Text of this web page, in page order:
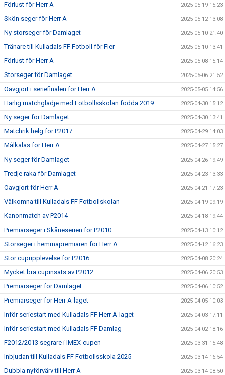
Förlust för Herr A 2025-05-19 15:23
Skön seger för Herr A 2025-05-12 13:08
Ny storseger för Damlaget 2025-05-10 21:40
Tränare till Kulladals FF Fotboll för Fler 2025-05-10 13:41
Förlust för Herr A 2025-05-08 15:14
Storseger för Damlaget 2025-05-06 21:52
Oavgjort i seriefinalen för Herr A 2025-05-05 14:56
Härlig matchglädje med Fotbollsskolan födda 2019 2025-04-30 15:12
Ny seger för Damlaget 2025-04-30 13:41
Matchrik helg för P2017 2025-04-29 14:03
Målkalas för Herr A 2025-04-27 15:27
Ny seger för Damlaget 2025-04-26 19:49
Tredje raka för Damlaget 2025-04-23 13:33
Oavgjort för Herr A 2025-04-21 17:23
Välkomna till Kulladals FF Fotbollskolan 2025-04-19 09:19
Kanonmatch av P2014 2025-04-18 19:44
Premiärseger i Skåneserien för P2010 2025-04-13 10:12
Storseger i hemmapremiären för Herr A 2025-04-12 16:23
Stor cupupplevelse för P2016 2025-04-08 20:24
Mycket bra cupinsats av P2012 2025-04-06 20:53
Premiärseger för Damlaget 2025-04-06 10:52
Premiärseger för Herr A-laget 2025-04-05 10:03
Inför seriestart med Kulladals FF Herr A-laget 2025-04-03 17:11
Inför seriestart med Kulladals FF Damlag 2025-04-02 18:16
F2012/2013 segrare i IMEX-cupen 2025-03-31 15:48
Inbjudan till Kulladals FF Fotbollsskola 2025 2025-03-14 16:54
Dubbla nyförvärv till Herr A 2025-03-14 08:50